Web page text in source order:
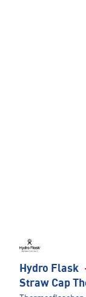
Hydro Flask ·
Straw Cap